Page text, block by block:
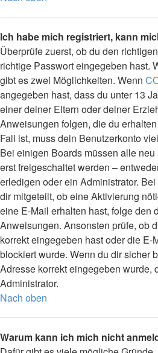
Ich habe mich registriert, kann
Überprüfe zuerst, ob du den
richtige Passwort eingegeben hast.
gibt es zwei Möglichkeiten. Wenn
angegeben hast, dass du unter 13
einer deiner Eltern oder deiner
Anweisungen folgen, die du
Fall ist, muss dein Benutzerkonto
Bei einigen Boards müssen alle
erst freigeschaltet werden –
erledigen oder ein Administrator.
dir mitgeteilt, ob eine Aktivierung
eine E-Mail erhalten hast, folge den
Anweisungen. Ansonsten prüfe, ob
korrekt eingegeben hast oder die
blockiert wurde. Wenn du dir sicher
Adresse korrekt eingegeben wurde,
Administrator.
Nach oben
Warum kann ich mich nicht